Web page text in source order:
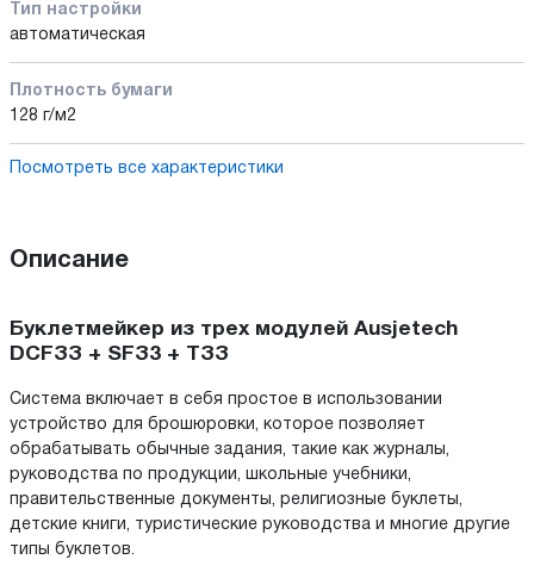
Тип настройки
автоматическая
Плотность бумаги
128 г/м2
Посмотреть все характеристики
Описание
Буклетмейкер из трех модулей Ausjetech
DСFЗЗ + SFЗ3 + ТЗЗ
Система включает в себя простое в использовании
устройство для брошюровки, которое позволяет
обрабатывать обычные задания, такие как журналы,
руководства по продукции, школьные учебники,
правительственные документы, религиозные буклеты,
детские книги, туристические руководства и многие другие
типы буклетов.